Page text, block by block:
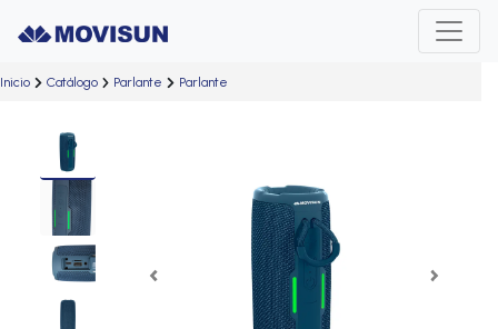
Inicio Catálogo Parlante Parlante
Previous Next